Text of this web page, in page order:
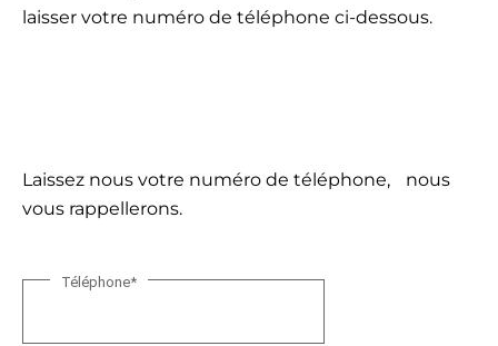
laisser votre numéro de téléphone ci-dessous.
Laissez nous votre numéro de téléphone, nous
vous rappellerons.
Téléphone*